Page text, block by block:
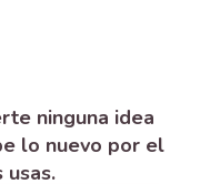
ninguna idea
lo nuevo por el
usas.